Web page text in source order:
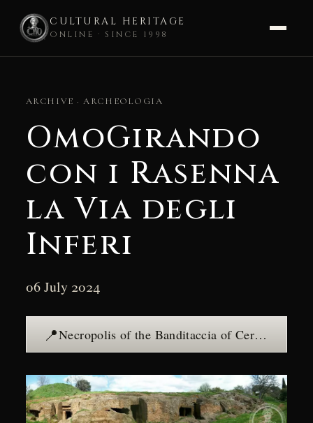
CULTURAL HERITAGE
ONLINE · SINCE 1998
contentARCHIVE · ARCHEOLOGIA
OmoGirando
con i Rasenna
la Via degli
Inferi
06 July 2024
📍 Necropolis of the Banditaccia of Cerveteri — see the place →